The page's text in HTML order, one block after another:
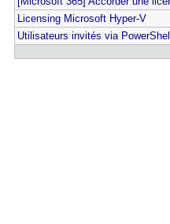
Licensing Microsoft Hyper-V
Utilisateurs invités via